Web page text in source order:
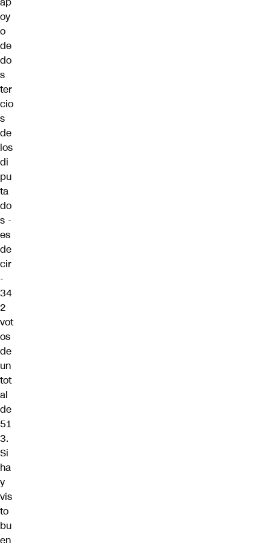
oy
o
de
do
s
ter
cio
s
de
los
di
pu
ta
do
s -
es
de
cir
-
34
2
vot
os
de
un
tot
al
de
51
3.
Si
ha
y
vis
to
bu